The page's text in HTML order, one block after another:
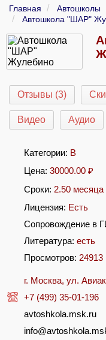
Главная Автошколы
Автошкола "ШАР"
Отзывы (3)
Видео Аудио
Категории: B
Цена: 30000.00 ₽
Сроки: 2.50 месяца
Лицензия: Есть
Сопровождение в
Литература: есть
Просмотров: 24913
г. Москва, ул.
+7 (499) 35-01-196
avtoshkola.msk.ru